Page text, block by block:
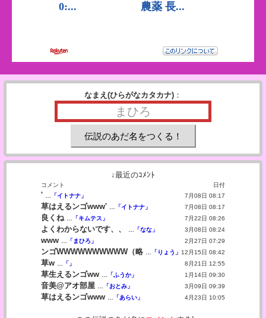
なまえ(ひらがなカタカナ) ：
↓最近のｺﾒﾝﾄ
コメント 日付
' 「イトナナ」 7月08日 08:17
草はえるンゴwww' 「イトナナ」 7月08日 08:17
良くね 「キムテス」 7月22日 08:26
よくわからないです、、 「なな」 3月08日 08:24
www 「まひろ」 2月27日 07:29
ンゴWWWWWWWWWW（略 「りょう」 12月15日 08:42
草w 「」 8月21日 12:55
草生えるンゴww 「ふうか」 1月14日 09:30
音美@アオ部屋 「おとみ」 3月09日 09:39
草はえるンゴwww 「あらい」 4月23日 10:05